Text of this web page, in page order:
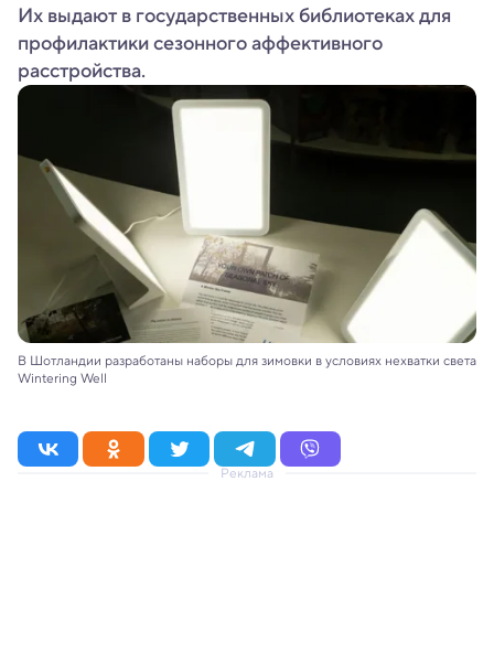
Их выдают в государственных библиотеках для
профилактики сезонного аффективного
расстройства.
В Шотландии разработаны наборы для зимовки в условиях нехватки света
Wintering Well
Реклама